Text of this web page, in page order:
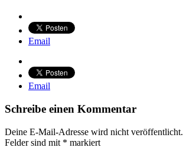
Email
Email
Schreibe einen Kommentar
Deine E-Mail-Adresse wird nicht veröffentlicht.
Felder sind mit * markiert